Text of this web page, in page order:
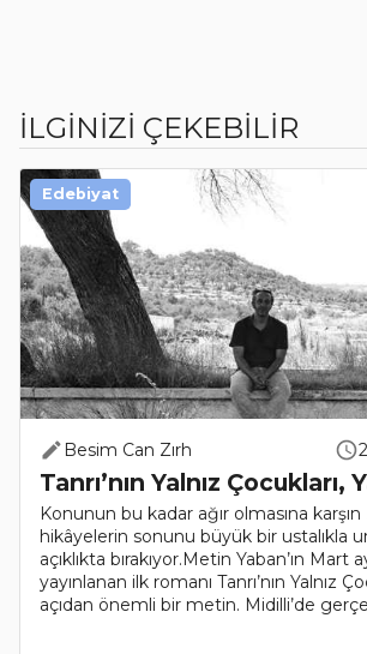
İLGİNİZİ ÇEKEBİLİR
Besim Can Zırh
Tanrı’nın Yalnız Çocukları,
Konunun bu kadar ağır olmasına
hikâyelerin sonunu büyük bir ustalıkla
açıklıkta bırakıyor.Metin Yaban’ın Mart
yayınlanan ilk romanı Tanrı’nın Yalnız
açıdan önemli bir metin. Midilli’de
Edebiyat